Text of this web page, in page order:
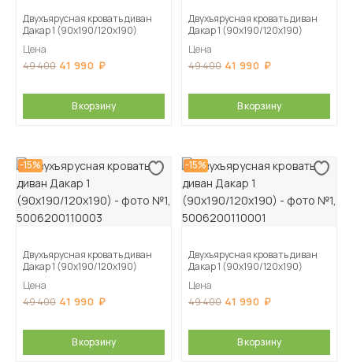
Двухъярусная кровать диван
Дакар 1 (90х190/120х190)
Цена
49 400 41 990
В корзину
Двухъярусная кровать диван
Дакар 1 (90х190/120х190)
Цена
49 400 41 990
В корзину
-15%
Двухъярусная кровать диван
Дакар 1 (90х190/120х190)
Цена
49 400 41 990
В корзину
-15%
Двухъярусная кровать диван
Дакар 1 (90х190/120х190)
Цена
49 400 41 990
В корзину